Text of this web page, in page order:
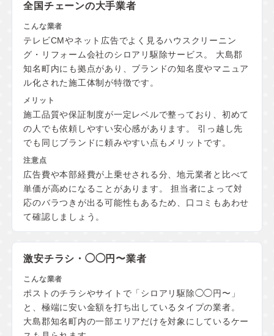
全国チェーンの大手業者
テレビCMやネット広告でよく見るハウスクリーニン
グ・リフォーム会社のシロアリ駆除サービス。 大島郡
知名町内にも拠点があり、ブランドの知名度やマニュア
ル化された施工体制が特徴です。
施工品質や保証制度が一定レベルで整っており、初めて
の人でも依頼しやすい安心感があります。 引っ越し先
でも同じブランドに頼みやすい点もメリットです。
広告費や本部経費が上乗せされる分、地元業者と比べて
単価が高めになることがあります。 担当者によって対
応のバラつきが出る可能性もあるため、口コミもあわせ
て確認しましょう。
激安チラシ・◯◯円〜業者
ポストのチラシやサイトで「シロアリ駆除◯◯円〜」
と、極端に安い金額を打ち出しているタイプの業者。
大島郡知名町内の一部エリアだけを対象にしているケー